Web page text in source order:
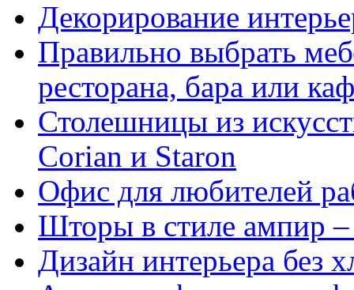
Декорирование
Правильно выбрать
ресторана, бара или
Столешницы из
Corian и Staron
Офис для любителей
Шторы в стиле ампир –
Дизайн интерьера без